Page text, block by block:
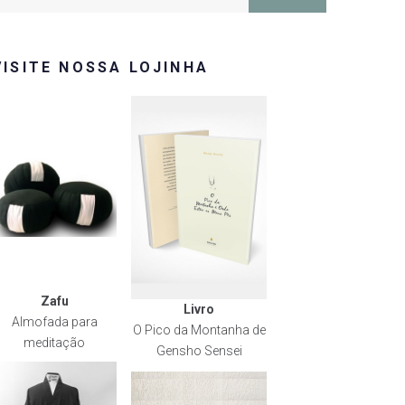
NOSSA LOJINHA
Zafu
Almofada para
meditação
Livro
O Pico da Montanha de
Gensho Sensei